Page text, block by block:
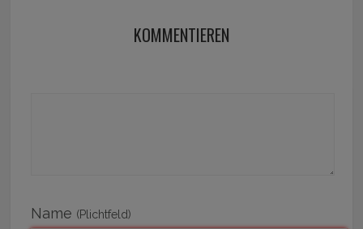
KOMMENTIEREN
Name (Plichtfeld)